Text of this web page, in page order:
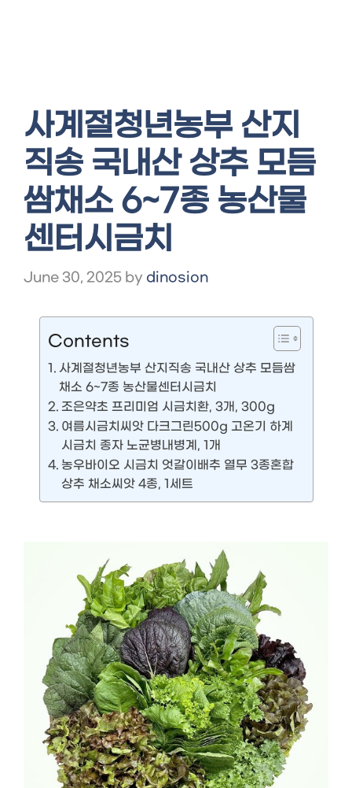
사계절청년농부 산지
직송 국내산 상추 모듬
쌈채소 6~7종 농산물
센터시금치
June 30, 2025 by dinosion
Contents
사계절청년농부 산지직송 국내산 상추 모듬쌈
채소 6~7종 농산물센터시금치
조은약초 프리미엄 시금치환, 3개, 300g
여름시금치씨앗 다크그린500g 고온기 하계
시금치 종자 노균병내병계, 1개
농우바이오 시금치 엇갈이배추 열무 3종혼합
상추 채소씨앗 4종, 1세트